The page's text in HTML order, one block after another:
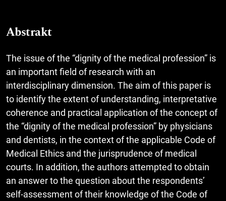
Abstrakt
The issue of the “dignity of the medical profession” is
an important field of research with an
interdisciplinary dimension. The aim of this paper is
to identify the extent of understanding, interpretative
coherence and practical application of the concept of
the “dignity of the medical profession” by physicians
and dentists, in the context of the applicable Code of
Medical Ethics and the jurisprudence of medical
courts. In addition, the authors attempted to obtain
an answer to the question about the respondents’
self-assessment of their knowledge of the Code of